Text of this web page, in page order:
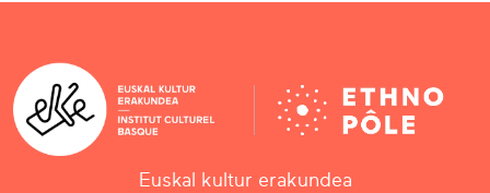
Euskal kultur erakundea